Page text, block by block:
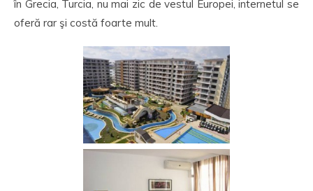
în Grecia, Turcia, nu mai zic de vestul Europei, internetul se
oferă rar şi costă foarte mult.